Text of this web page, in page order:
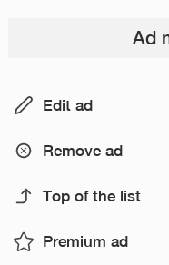
Ad
Edit ad
Remove ad
Top of the list
Premium ad